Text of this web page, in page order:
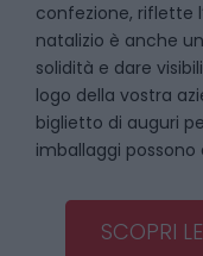
confezione, riflette
natalizio è anche
solidità e dare
logo della vostra
biglietto di auguri
imballaggi possono
SCOPRI